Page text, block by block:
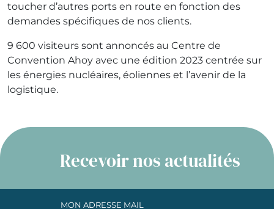
toucher d’autres ports en route en fonction des
demandes spécifiques de nos clients.
9 600 visiteurs sont annoncés au Centre de
Convention Ahoy avec une édition 2023 centrée sur
les énergies nucléaires, éoliennes et l’avenir de la
logistique.
Recevoir nos actualités